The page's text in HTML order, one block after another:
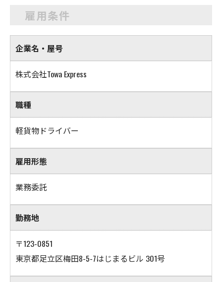
雇用条件
企業名・屋号
株式会社Towa Express
職種
軽貨物ドライバー
雇用形態
業務委託
勤務地
〒123-0851
東京都足立区梅田8-5-7はじまるビル 301号